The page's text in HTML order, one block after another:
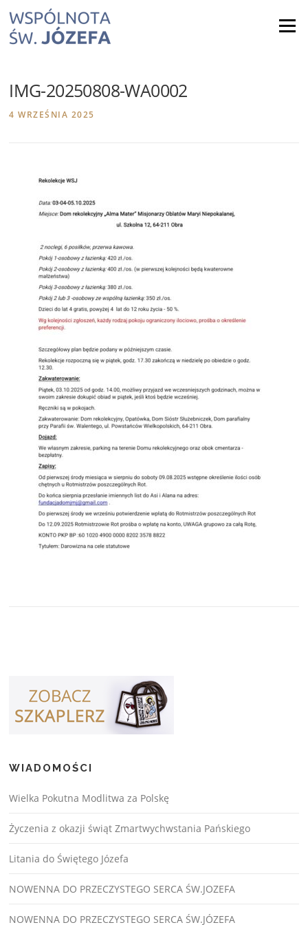
content
Menu
IMG-20250808-WA0002
4 WRZEŚNIA 2025
WIADOMOŚCI
Wielka Pokutna Modlitwa za Polskę
Życzenia z okazji świąt Zmartwychwstania Pańskiego
Litania do Świętego Józefa
NOWENNA DO PRZECZYSTEGO SERCA ŚW.JOZEFA
NOWENNA DO PRZECZYSTEGO SERCA ŚW.JÓZEFA